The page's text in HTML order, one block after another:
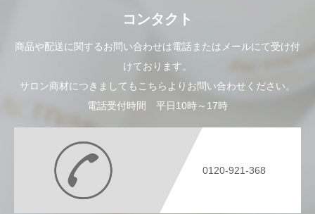
コンタクト
商品や配送に関するお問い合わせは電話またはメールにて受け付
けております。
サロン商材につきましてもこちらよりお問い合わせください。
電話受付時間 平日10時～17時
0120-921-368